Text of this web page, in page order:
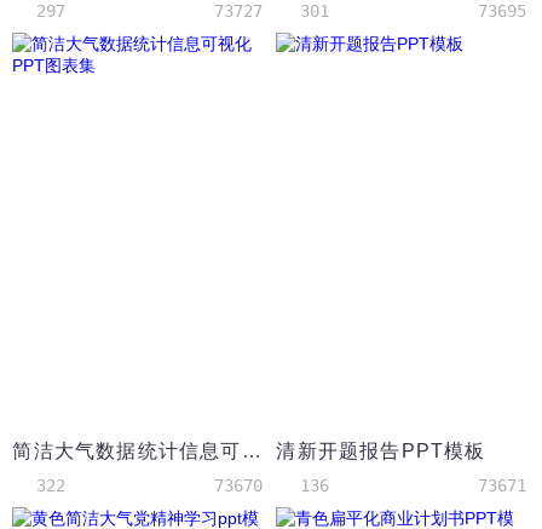
297 73727 301 73695
简洁大气数据统计信息可视化PPT图表集
322 73670
清新开题报告PPT模板
136 73671